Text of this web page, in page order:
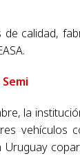
calidad,
la
vehículos